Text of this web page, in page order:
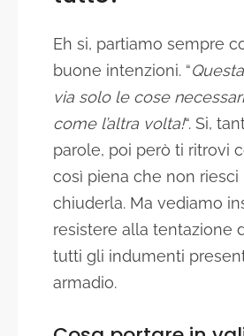
Eh si, partiamo sempre
buone intenzioni. “
via solo le cose
come l’altra volta!“. Si,
parole, poi però ti ritrovi
così piena che non
chiuderla. Ma vediamo
resistere alla tentazione
tutti gli indumenti
armadio.